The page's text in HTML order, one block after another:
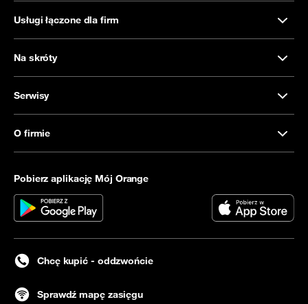
Usługi łączone dla firm
Na skróty
Serwisy
O firmie
Pobierz aplikację Mój Orange
Chcę kupić - oddzwońcie
Sprawdź mapę zasięgu